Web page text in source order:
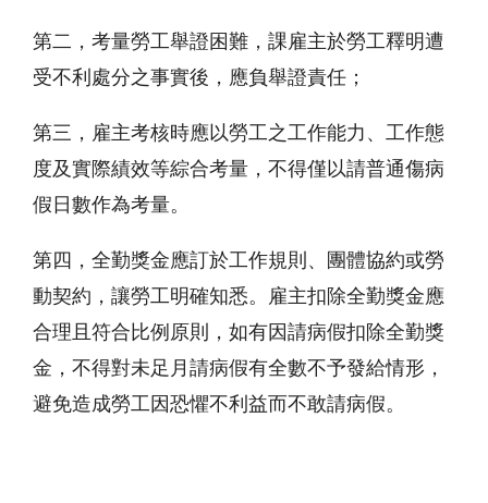
第二，考量勞工舉證困難，課雇主於勞工釋明遭
受不利處分之事實後，應負舉證責任；
第三，雇主考核時應以勞工之工作能力、工作態
度及實際績效等綜合考量，不得僅以請普通傷病
假日數作為考量。
第四，全勤獎金應訂於工作規則、團體協約或勞
動契約，讓勞工明確知悉。雇主扣除全勤獎金應
合理且符合比例原則，如有因請病假扣除全勤獎
金，不得對未足月請病假有全數不予發給情形，
避免造成勞工因恐懼不利益而不敢請病假。